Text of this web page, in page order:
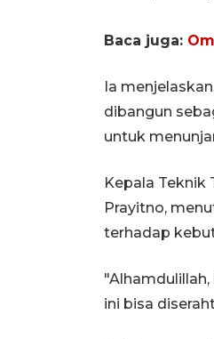
Baca juga:
Ia
dibangun
untuk
Kepala Teknik
Prayitno,
terhadap
ini bisa